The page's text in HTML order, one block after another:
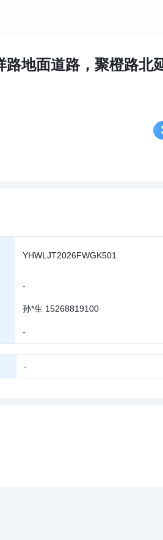
地面道路，聚橙路北
YHWLJT2026FWGK501
-
孙*生 15268819100
-
-